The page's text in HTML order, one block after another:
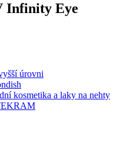
Infinity Eye
úrovni
kosmetika a laky na nehty